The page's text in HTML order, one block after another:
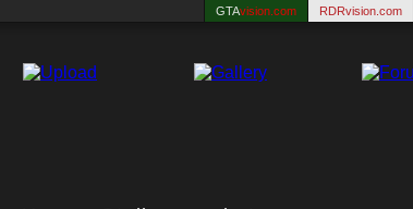
GTAvision.com RDRvision.com